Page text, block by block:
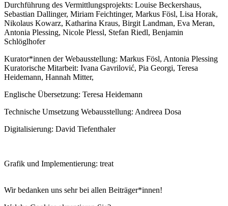
Durchführung des Vermittlungsprojekts: Louise Beckershaus,
Sebastian Dallinger, Miriam Feichtinger, Markus Fösl, Lisa Horak,
Nikolaus Kowarz, Katharina Kraus, Birgit Landman, Eva Meran,
Antonia Plessing, Nicole Plessl, Stefan Riedl, Benjamin
Schlöglhofer
Kurator*innen der Webausstellung: Markus Fösl, Antonia Plessing
Kuratorische Mitarbeit: Ivana Gavrilović, Pia Georgi, Teresa
Heidemann, Hannah Mitter,
Englische Übersetzung: Teresa Heidemann
Technische Umsetzung Webausstellung: Andreea Dosa
Digitalisierung: David Tiefenthaler
Grafik und Implementierung: treat
Wir bedanken uns sehr bei allen Beiträger*innen!